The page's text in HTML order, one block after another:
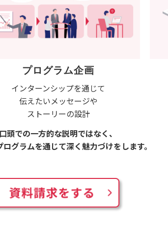
プログラム企画
インターンシップを通じて
伝えたいメッセージや
ストーリーの設計
口頭での一方的な説明ではなく、
グラムを通じて深く魅力づけをします。